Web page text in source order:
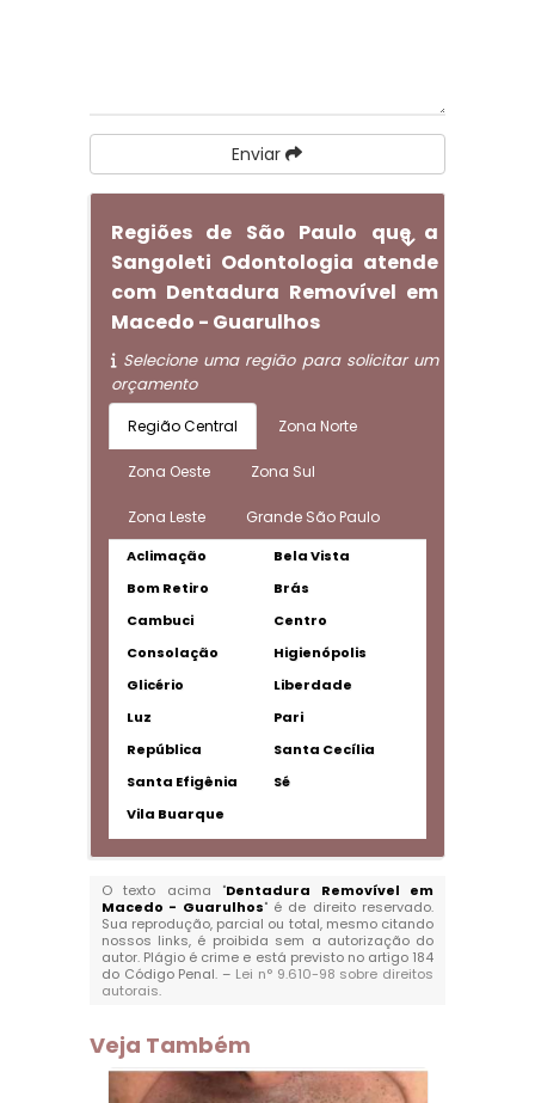
Enviar
Regiões de São Paulo que a
Sangoleti Odontologia atende
com Dentadura Removível em
Macedo - Guarulhos
Selecione uma região para solicitar um
orçamento
Região Central Zona Norte
Zona Oeste Zona Sul
Zona Leste Grande São Paulo
Aclimação
Bela Vista
Bom Retiro
Brás
Cambuci
Centro
Consolação
Higienópolis
Glicério
Liberdade
Luz
Pari
República
Santa Cecília
Santa Efigênia
Sé
Vila Buarque
O texto acima "Dentadura Removível em
Macedo - Guarulhos" é de direito reservado.
Sua reprodução, parcial ou total, mesmo citando
nossos links, é proibida sem a autorização do
autor. Plágio é crime e está previsto no artigo 184
do Código Penal. – Lei n° 9.610-98 sobre direitos
autorais.
Veja Também